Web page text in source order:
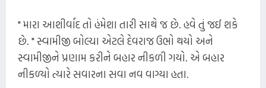
" મારા આશીર્વાદ તો હંમેશા તારી સાથે જ છે. હવે તું જઈ શકે
છે. " સ્વામીજી બોલ્યા એટલે દેવરાજ ઉભો થયો અને
સ્વામીજીને પ્રણામ કરીને બહાર નીકળી ગયો. એ બહાર
નીકળ્યો ત્યારે સવારના સવા નવ વાગ્યા હતા.